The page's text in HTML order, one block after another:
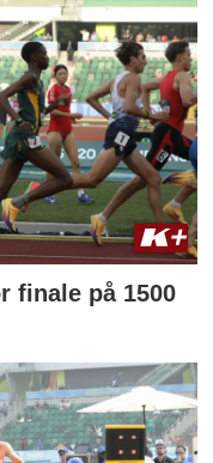
finale på 1500